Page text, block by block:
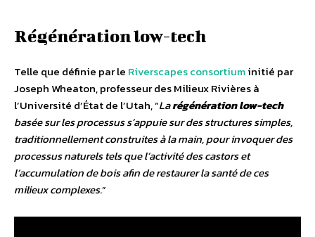
Régénération low-tech
Telle que définie par le Riverscapes consortiuminitié par
Joseph Wheaton, professeur des Milieux Rivières à
l’Université d’État de l’Utah, “Larégénération low-tech
basée sur les processus s’appuie sur des structures simples,
traditionnellement construites à la main, pour invoquer des
processus naturels tels que l’activité des castors et
l’accumulation de bois afin de restaurer la santé de ces
milieux complexes.”